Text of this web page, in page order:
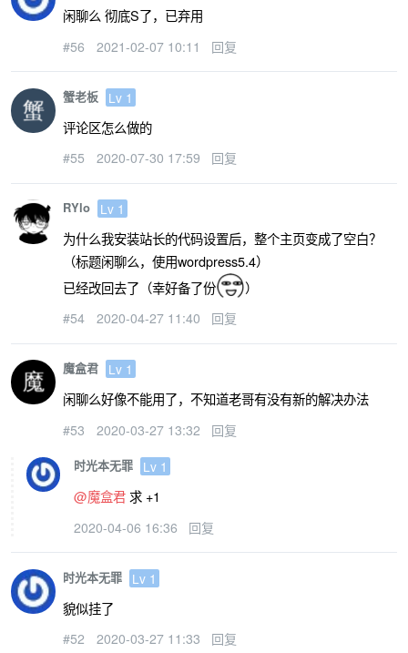
闲聊么 彻底S了，已弃用
#56 2021-02-07 10:11 回复
蟹老板 Lv 1
评论区怎么做的
#55 2020-07-30 17:59 回复
RYlo Lv 1
为什么我安装站长的代码设置后，整个主页变成了空白？
（标题闲聊么，使用wordpress5.4）
已经改回去了（幸好备了份
）
#54 2020-04-27 11:40 回复
魔盒君 Lv 1
闲聊么好像不能用了，不知道老哥有没有新的解决办法
#53 2020-03-27 13:32 回复
时光本无罪 Lv 1
@魔盒君 求 +1
2020-04-06 16:36 回复
时光本无罪 Lv 1
貌似挂了
#52 2020-03-27 11:33 回复